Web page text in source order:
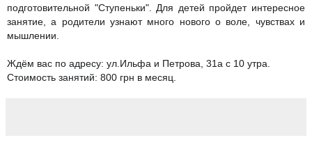
подготовительной "Ступеньки". Для детей пройдет интересное
занятие, а родители узнают много нового о воле, чувствах и
мышлении.
Ждём вас по адресу: ул.Ильфа и Петрова, 31а с 10 утра.
Стоимость занятий: 800 грн в месяц.